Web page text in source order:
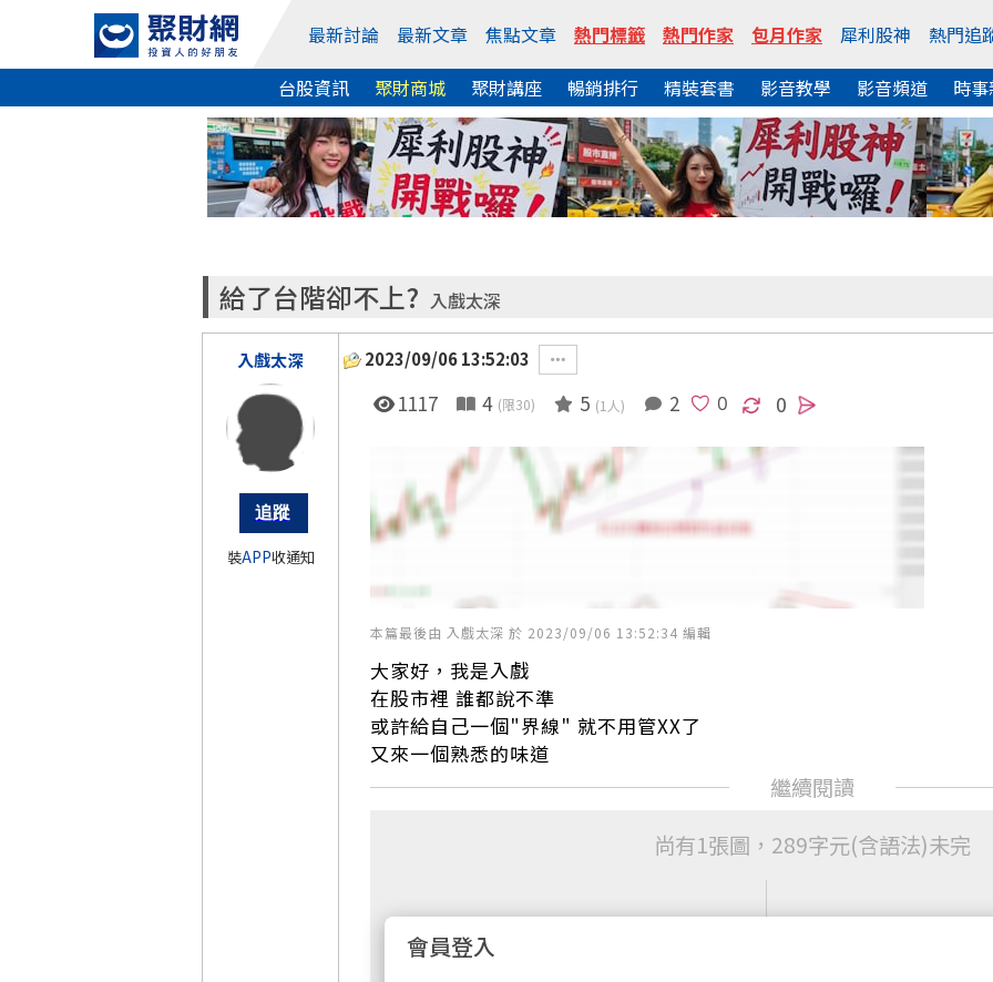
最新討論 最新文章 焦點文章 熱門標籤 熱門作家 包月作家 犀利股神
熱門追
台股資訊
聚財商城 聚財講座 暢銷排行 精裝套書 影音教學 影音頻道 時
給了台階卻不上? 入戲太深
入戲太深
裝APP收通知
2023/09/06 13:52:03
1117 4 (限30) 5 (1人) 2 0
本篇最後由 入戲太深 於 2023/09/06 13:52:34 編輯
大家好，我是入戲
在股市裡 誰都說不準
或許給自己一個"界線" 就不用管XX了
又來一個熟悉的味道
尚有1張圖，289字元(含語法)未完
會員登入